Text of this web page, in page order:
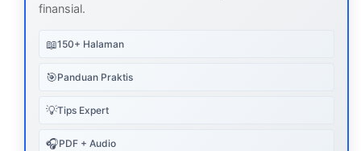
finansial.
📖150+ Halaman
🎯Panduan Praktis
💡Tips Expert
🎧PDF + Audio